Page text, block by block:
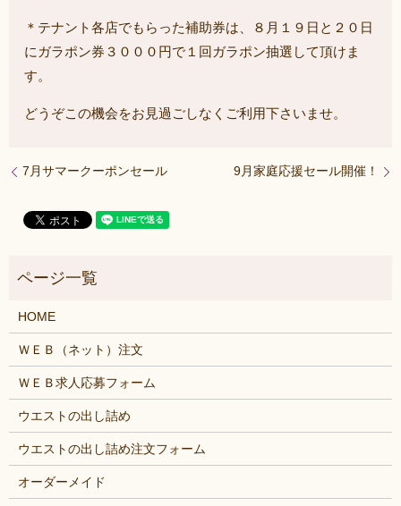
＊テナント各店でもらった補助券は、８月１９日と２０日
にガラポン券３０００円で１回ガラポン抽選して頂けま
す。
どうぞこの機会をお見過ごしなくご利用下さいませ。
7月サマークーポンセール 9月家庭応援セール開催！
HOME
ＷＥＢ（ネット）注文
ＷＥＢ求人応募フォーム
ウエストの出し詰め
ウエストの出し詰め注文フォーム
オーダーメイド